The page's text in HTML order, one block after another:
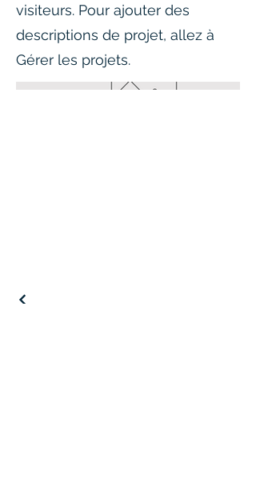
visiteurs. Pour ajouter des
descriptions de projet, allez à
Gérer les projets.